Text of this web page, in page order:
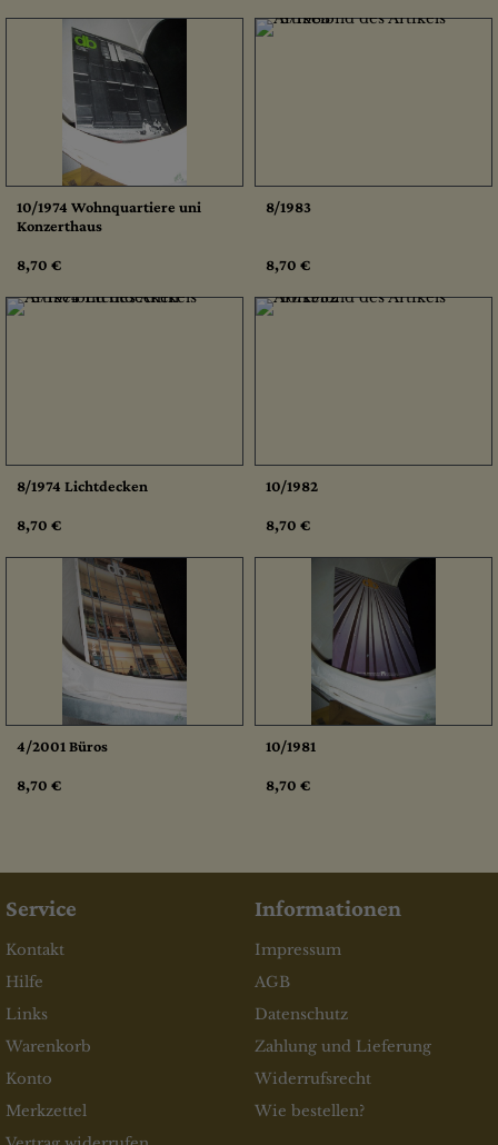
10/1974 Wohnquartiere uni
Konzerthaus
8,70 €
8/1983
8,70 €
8/1974 Lichtdecken
8,70 €
10/1982
8,70 €
4/2001 Büros
8,70 €
10/1981
8,70 €
Service
Kontakt
Hilfe
Links
Warenkorb
Konto
Merkzettel
Informationen
Impressum
AGB
Datenschutz
Zahlung und Lieferung
Widerrufsrecht
Wie bestellen?